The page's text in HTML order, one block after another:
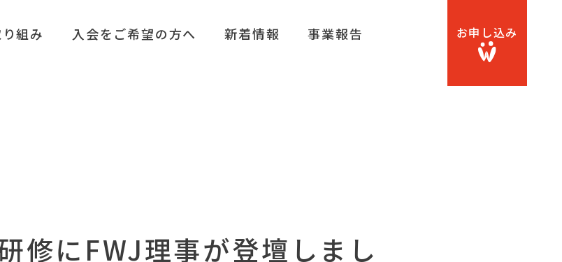
組み 入会をご希望の方へ 新着情報 事業報告 お申し込み
修にFWJ理事が登壇しまし